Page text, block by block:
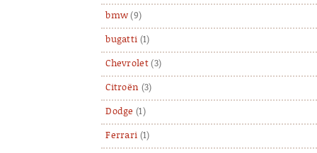
bmw (9)
bugatti (1)
Chevrolet(3)
Citroën (3)
Dodge (1)
Ferrari (1)